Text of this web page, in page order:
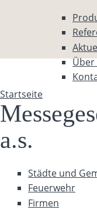
Über
Sie sind hier
Startseite
a.s.
Städte und
Feuerwehr
Firmen